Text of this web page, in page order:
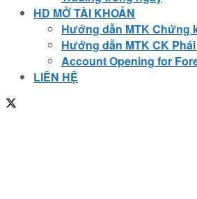
HD MỞ TÀI KHOẢN
Hướng dẫn MTK Chứng
Hướng dẫn MTK CK
Account Opening for
LIÊN HỆ